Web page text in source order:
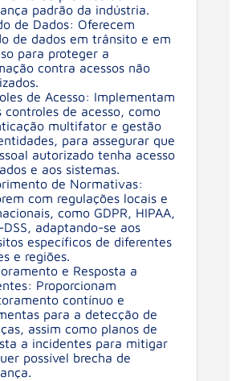
padrão da indústria.
de Dados: Oferecem
de dados em trânsito e em
para proteger a
contra acessos não
de Acesso: Implementam
controles de acesso, como
multifator e gestão
para assegurar que
autorizado tenha acesso
e aos sistemas.
de Normativas:
com regulações locais e
como GDPR, HIPAA,
DSS, adaptando-se aos
específicos de diferentes
e regiões.
e Resposta a
Proporcionam
contínuo e
para a detecção de
assim como planos de
a incidentes para mitigar
possível brecha de